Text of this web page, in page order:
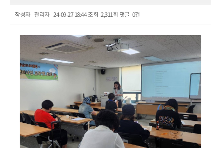
작성자 관리자 24-09-27 18:44조회 2,311회 댓글 0건